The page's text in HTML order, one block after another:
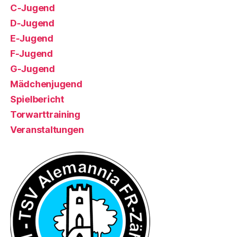
C-Jugend
D-Jugend
E-Jugend
F-Jugend
G-Jugend
Mädchenjugend
Spielbericht
Torwarttraining
Veranstaltungen